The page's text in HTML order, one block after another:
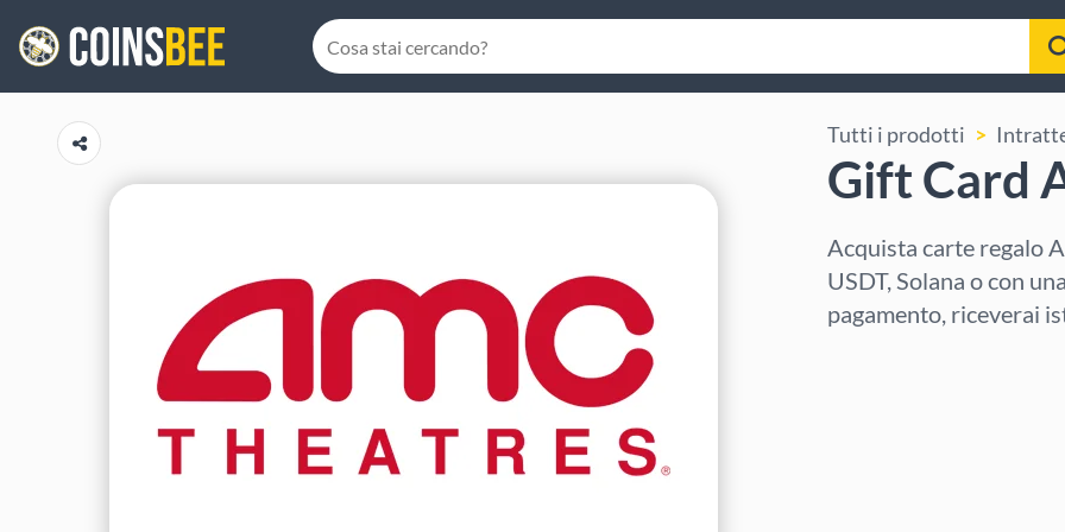
Tutti i prodotti
Gift Card
Acquista carte regalo
USDT, Solana o con
pagamento, riceverai